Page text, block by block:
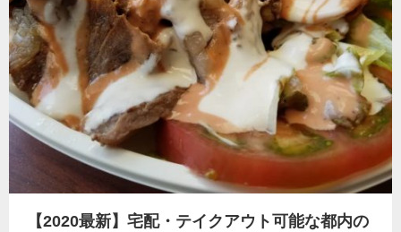
【2020最新】宅配・テイクアウト可能な都内の